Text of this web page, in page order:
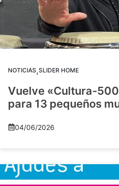
NOTICIAS,SLIDER HOME
Vuelve «Cultura-
para 13 pequeños
04/06/2026